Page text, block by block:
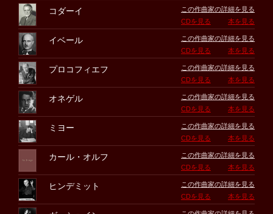
コダーイ
この作曲家の詳細を見る
CDを見る
本を見る
イベール
この作曲家の詳細を見る
CDを見る
本を見る
プロコフィエフ
この作曲家の詳細を見る
CDを見る
本を見る
オネゲル
この作曲家の詳細を見る
CDを見る
本を見る
ミヨー
この作曲家の詳細を見る
CDを見る
本を見る
カール・オルフ
この作曲家の詳細を見る
CDを見る
本を見る
ヒンデミット
この作曲家の詳細を見る
CDを見る
本を見る